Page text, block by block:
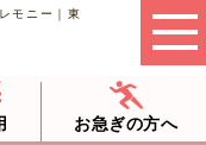
モニー｜東
お急ぎの方へ